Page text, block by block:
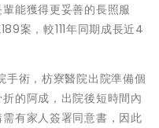
能獲得更妥善的長照服
案，較111年同期成長近4
術，枋寮醫院出院準備個
的阿成，出院後短時間內
有家人簽署同意書，因此